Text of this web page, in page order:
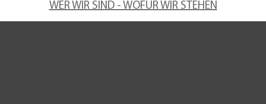
WER WIR SIND - WOFÜR WIR STEHEN